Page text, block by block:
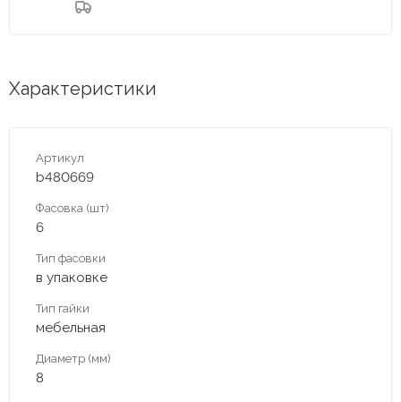
Характеристики
Артикул
b480669
Фасовка (шт)
6
Тип фасовки
в упаковке
Тип гайки
мебельная
Диаметр (мм)
8